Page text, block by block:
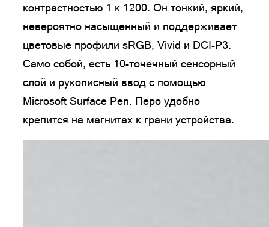
контрастностью 1 к 1200. Он тонкий, яркий,
невероятно насыщенный и поддерживает
цветовые профили sRGB, Vivid и DCI-P3.
Само собой, есть 10-точечный сенсорный
слой и рукописный ввод с помощью
Microsoft Surface Pen. Перо удобно
крепится на магнитах к грани устройства.